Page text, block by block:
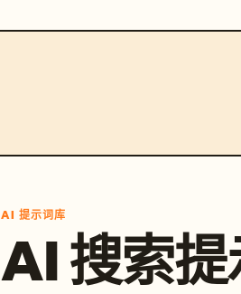
AI 提示词库
AI 搜索